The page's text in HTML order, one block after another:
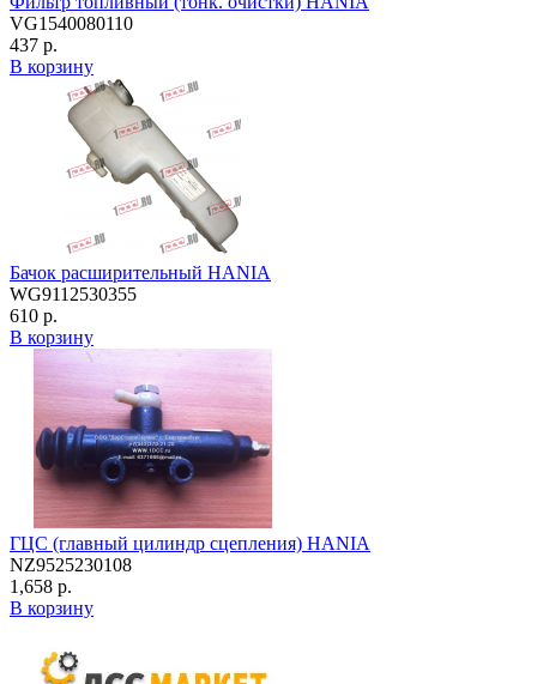
VG1540080110
437 р.
В корзину
Бачок расширительный HANIA
WG9112530355
610 р.
В корзину
ГЦС (главный цилиндр сцепления) HANIA
NZ9525230108
1,658 р.
В корзину